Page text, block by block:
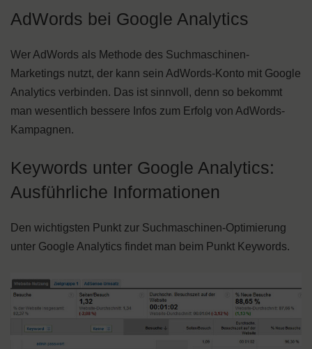
AdWords bei Google Analytics
Wer AdWords als Methode des Suchmaschinen-
Marketings nutzt, der kann sein AdWords-Konto mit Google
Analytics verbinden. Das ist sinnvoll, denn so bekommt
man wesentlich bessere Infos zum Erfolg von AdWords-
Kampagnen.
Keywords unter Google Analytics:
Ausführliche Informationen
Den wichtigsten Punkt zur Suchmaschinen-Optimierung
unter Google Analytics findet man beim Punkt Keywords.